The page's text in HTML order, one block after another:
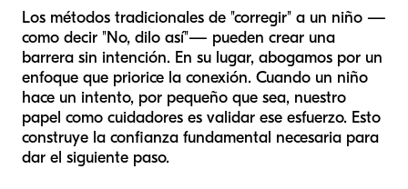
Los métodos tradicionales de "corregir" a un niño —
como decir "No, dilo así"— pueden crear una
barrera sin intención. En su lugar, abogamos por un
enfoque que priorice la conexión. Cuando un niño
hace un intento, por pequeño que sea, nuestro
papel como cuidadores es validar ese esfuerzo. Esto
construye la confianza fundamental necesaria para
dar el siguiente paso.